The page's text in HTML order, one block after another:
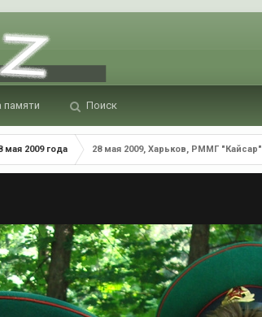
памяти Поиск
мая 2009 года 28 мая 2009, Харьков, РММГ "Кайсар"